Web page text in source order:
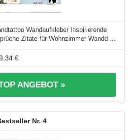
Wandaufkleber Inspirierende
Zitate für Wohnzimmer Wandd ...
€
ANGEBOT »
4